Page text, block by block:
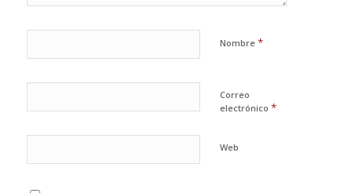
Nombre *
Correo
electrónico *
Web